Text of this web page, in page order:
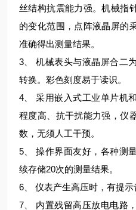
丝结构抗震能力强。机械指
的变化范围，点阵液晶屏的
准确得出测量结果。
3、 机械表头与液晶屏合二
转换。彩色刻度易于读识。
4、 采用嵌入式工业单片机
程度高、抗干扰能力强，仪
数，无须人工干预。
5、 操作界面友好，各种测
续存储20次的测量结果。
6、 仪表产生高压时，有提示
7、 内置残留高压放电电路